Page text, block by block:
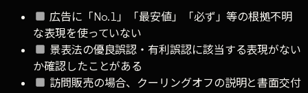
広告に「No.1」「最安値」「必ず」等の根拠不明
な表現を使っていない
景表法の優良誤認・有利誤認に該当する表現がない
か確認したことがある
訪問販売の場合、クーリングオフの説明と書面交付